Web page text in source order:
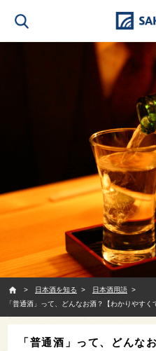
日本酒を知る
日本酒用語
「普通酒」って、どんなお酒？【わかりやすく
「普通酒」って、どんな